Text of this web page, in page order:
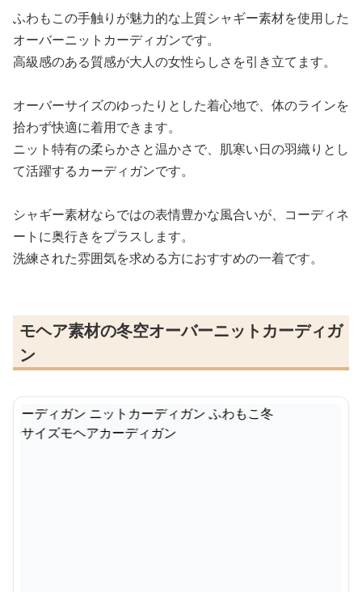
ふわもこの手触りが魅力的な上質シャギー素材を使用した
オーバーニットカーディガンです。
高級感のある質感が大人の女性らしさを引き立てます。
オーバーサイズのゆったりとした着心地で、体のラインを
拾わず快適に着用できます。
ニット特有の柔らかさと温かさで、肌寒い日の羽織りとし
て活躍するカーディガンです。
シャギー素材ならではの表情豊かな風合いが、コーディネ
ートに奥行きをプラスします。
洗練された雰囲気を求める方におすすめの一着です。
モヘア素材の冬空オーバーニットカーディガ
ン